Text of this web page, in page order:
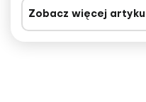
Zobacz więcej